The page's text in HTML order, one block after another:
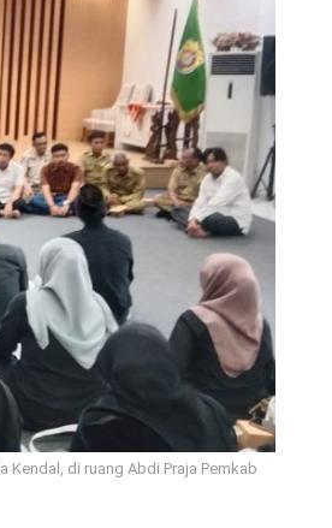
Kendal, di ruang Abdi Praja Pemkab